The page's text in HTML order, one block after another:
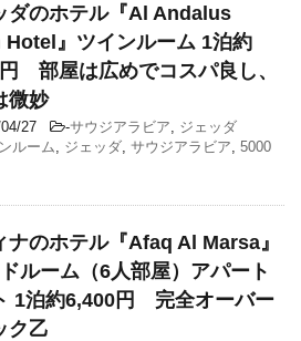
ダのホテル『Al Andalus
Hotel』ツインルーム 1泊約
部屋は広めでコスパ良し、
微妙
27 -サウジアラビア
ジェッダ
ルーム
ジェッダ サウジアラビア 5000
ナのホテル『Afaq Al Marsa』
ルーム（6人部屋）アパート
1泊約6,400円 完全オーバー
ク乙